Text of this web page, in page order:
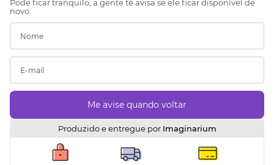
Produzido e entregue por Imaginarium